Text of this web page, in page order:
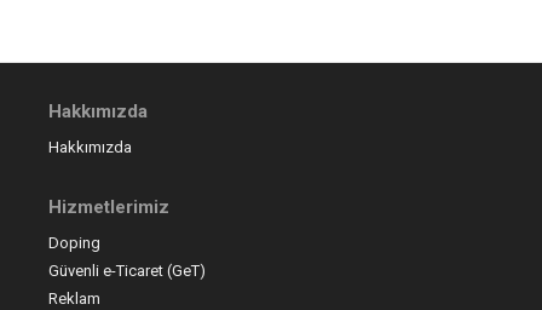
Hakkımızda
Hakkımızda
Hizmetlerimiz
Doping
Güvenli e-Ticaret (GeT)
Reklam